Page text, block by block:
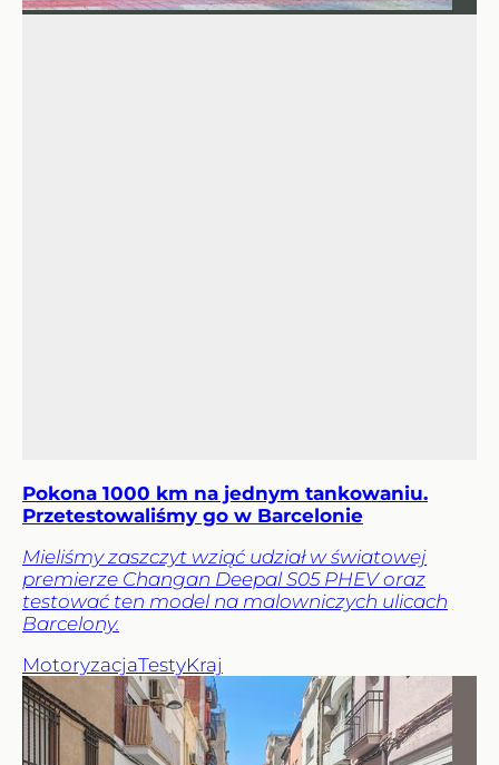
Pokona 1000 km na jednym tankowaniu.
Przetestowaliśmy go w Barcelonie
Mieliśmy zaszczyt wziąć udział w światowej
premierze Changan Deepal S05 PHEV oraz
testować ten model na malowniczych ulicach
Barcelony.
MotoryzacjaTestyKraj